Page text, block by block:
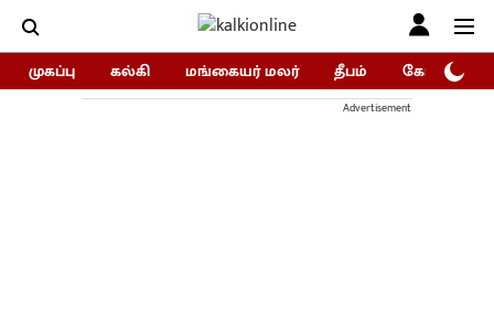
முகப்பு கல்கி மங்கையர் மலர் தீபம் கோகுலம்/
Advertisement